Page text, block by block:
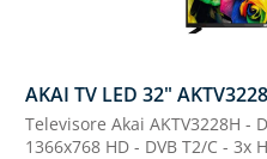
AKAI TV LED 32"
Televisore Akai AKTV3228H -
1366x768 HD - DVB T2/C - 3x